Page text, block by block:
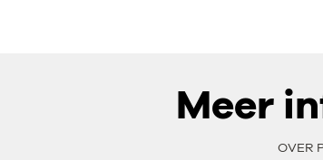
Meer
OVER